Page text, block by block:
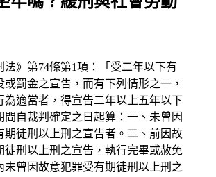
法》第74條第1項：「受二年以下有
或罰金之宣告，而有下列情形之一，
為適當者，得宣告二年以上五年以下
間自裁判確定之日起算：一、未曾因
期徒刑以上刑之宣告者。二、前因故
徒刑以上刑之宣告，執行完畢或赦免
未曾因故意犯罪受有期徒刑以上刑之